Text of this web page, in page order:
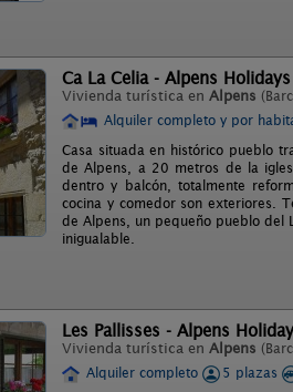
Ca La Celia - Alpens Holidays
Vivienda turística en Alpens
Alquiler completo y por
Casa situada en histórico pueblo
de Alpens, a 20 metros de la
dentro y balcón, totalmente
cocina y comedor son exteriores.
de Alpens, un pequeño pueblo del
inigualable.
Les Pallisses - Alpens
Vivienda turística en Alpens
Alquiler completo
5 plazas